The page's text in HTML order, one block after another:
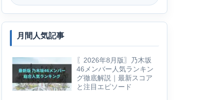
月間人気記事
〖2026年8月版〗乃木坂
46メンバー人気ランキン
グ徹底解説｜最新スコア
と注目エピソード